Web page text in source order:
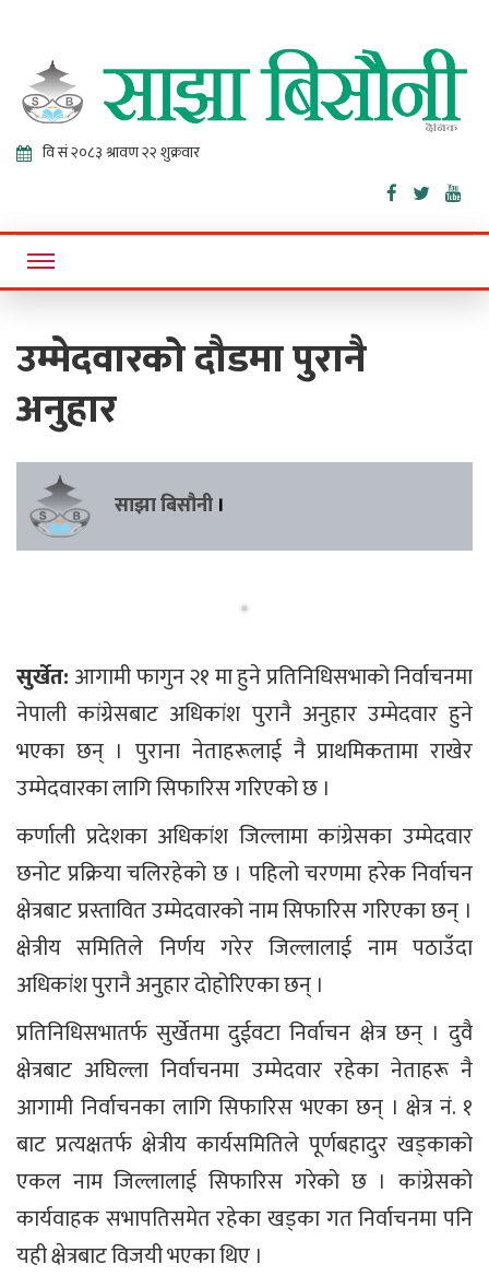
Sajha
Bisaunee
Online News Portal
उम्मेदवारको दौडमा पुरानै
अनुहार
साझा बिसौनी ।
सुर्खेत: आगामी फागुन २१ मा हुने प्रतिनिधिसभाको निर्वाचनमा
नेपाली कांग्रेसबाट अधिकांश पुरानै अनुहार उम्मेदवार हुने
भएका छन् । पुराना नेताहरूलाई नै प्राथमिकतामा राखेर
उम्मेदवारका लागि सिफारिस गरिएको छ ।
कर्णाली प्रदेशका अधिकांश जिल्लामा कांग्रेसका उम्मेदवार
छनोट प्रक्रिया चलिरहेको छ । पहिलो चरणमा हरेक निर्वाचन
क्षेत्रबाट प्रस्तावित उम्मेदवारको नाम सिफारिस गरिएका छन् ।
क्षेत्रीय समितिले निर्णय गरेर जिल्लालाई नाम पठाउँदा
अधिकांश पुरानै अनुहार दोहोरिएका छन् ।
प्रतिनिधिसभातर्फ सुर्खेतमा दुईवटा निर्वाचन क्षेत्र छन् । दुवै
क्षेत्रबाट अघिल्ला निर्वाचनमा उम्मेदवार रहेका नेताहरू नै
आगामी निर्वाचनका लागि सिफारिस भएका छन् । क्षेत्र नं. १
बाट प्रत्यक्षतर्फ क्षेत्रीय कार्यसमितिले पूर्णबहादुर खड्काको
एकल नाम जिल्लालाई सिफारिस गरेको छ । कांग्रेसको
कार्यवाहक सभापतिसमेत रहेका खड्का गत निर्वाचनमा पनि
यही क्षेत्रबाट विजयी भएका थिए ।